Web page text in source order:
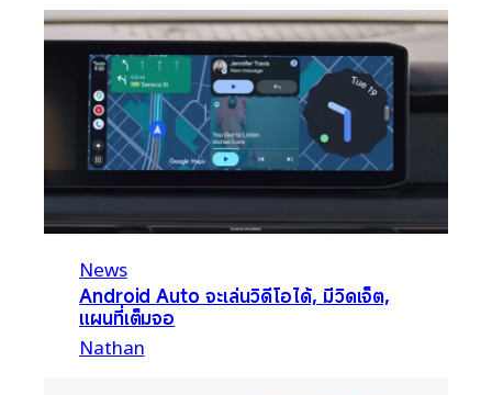
News
Android Auto จะเล่นวิดีโอได้, มีวิดเจ็ต,
แผนที่เต็มจอ
Nathan